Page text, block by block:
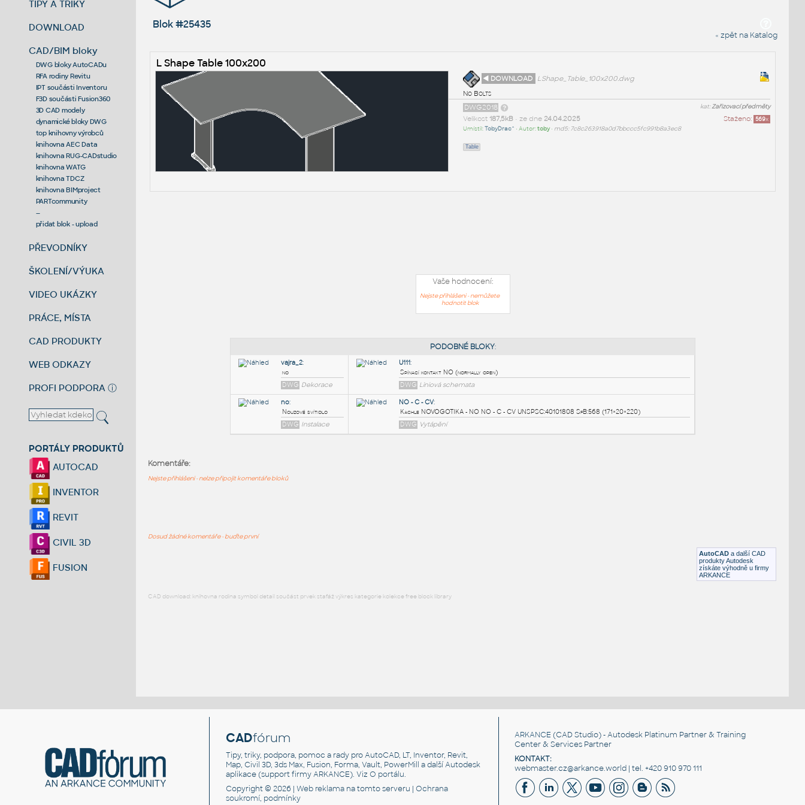
TIPY A TRIKY
DOWNLOAD
CAD/BIM bloky
DWG bloky AutoCADu
RFA rodiny Revitu
IPT součásti Inventoru
F3D součásti Fusion360
3D CAD modely
dynamické bloky DWG
top knihovny výrobců
knihovna AEC Data
knihovna RUG-CADstudio
knihovna WATG
knihovna TDCZ
knihovna BIMproject
PARTcommunity
--
přidat blok - upload
PŘEVODNÍKY
ŠKOLENÍ/VÝUKA
VIDEO UKÁZKY
PRÁCE, MÍSTA
CAD PRODUKTY
WEB ODKAZY
PROFI PODPORA ⓘ
PORTÁLY PRODUKTŮ
AUTOCAD
INVENTOR
REVIT
CIVIL 3D
FUSION
Blok #25435
« zpět na Katalog
L Shape Table 100x200
◄ DOWNLOAD
LShape_Table_100x200.dwg
No Bolts
kat:Zařizovací předměty
DWG2018
Staženo: 569x
Velikost 187,5kB• ze dne 24.04.2025
Umístil:TobyDrac^ • Autor:toby• md5: 7c8c263918a0d7bbccc5fc991b8a3ec8
Table
Vaše hodnocení:
Nejste přihlášeni - nemůžete
hodnotit blok
AutoCAD a další CAD
produkty Autodesk
získáte výhodně u firmy
ARKANCE
Komentáře:
Nejste přihlášeni - nelze připojit komentáře bloků
Dosud žádné komentáře - buďte první
CAD download: knihovna rodina symbol detail součást prvek stafáž výkres kategorie kolekce free block library
CADfórum
Tipy, triky, podpora, pomoc a rady pro AutoCAD, LT, Inventor, Revit,
Map, Civil 3D, 3ds Max, Fusion, Forma, Vault, PowerMill a další Autodesk
aplikace (support firmy ARKANCE). VizO portálu.
Copyright © 2026 |Web reklama na tomto serveru |Ochrana
soukromí, podmínky
ARKANCE (CAD Studio) - Autodesk Platinum Partner & Training
Center & Services Partner
KONTAKT:
webmaster.cz@arkance.world | tel. +420 910 970 111